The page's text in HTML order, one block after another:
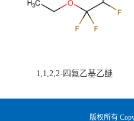
1,1,2,2-四氟乙基乙醚
版权所有